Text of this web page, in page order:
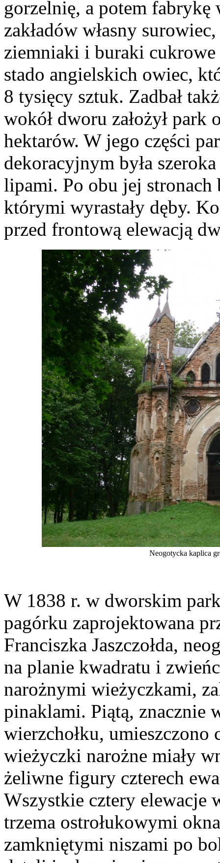
gorzelnię, a potem
zakładów własny
ziemniaki i buraki
stado angielskich owiec,
8 tysięcy sztuk. Zadbał
wokół dworu założył
hektarów. W jego części
dekoracyjnym była
lipami. Po obu jej stronach
którymi wyrastały dęby.
przed frontową elewacją
Neogotycka kaplica
W 1838 r. w dworskim
pagórku zaprojektowana
Franciszka Jaszczołda,
na planie kwadratu i
narożnymi wieżyczkami,
pinaklami. Piątą, znacznie
wierzchołku, umieszczono
wieżyczki narożne miały
żeliwne figury czterech
Wszystkie cztery elewacje
trzema ostrołukowymi
zamkniętymi niszami po